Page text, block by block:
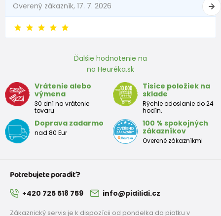
Overený zákazník, 17. 7. 2026
Ďalšie hodnotenie na
na Heuréka.sk
Vrátenie alebo
výmena
30 dní na vrátenie
tovaru
Tisíce položiek na
sklade
Rýchle odoslanie do 24
hodín.
Doprava zadarmo
nad 80 Eur
100 % spokojných
zákazníkov
Overené zákazníkmi
Potrebujete poradiť?
+420 725 518 759 info@pidilidi.cz
Zákaznický servis je k dispozícii od pondelka do piatku v